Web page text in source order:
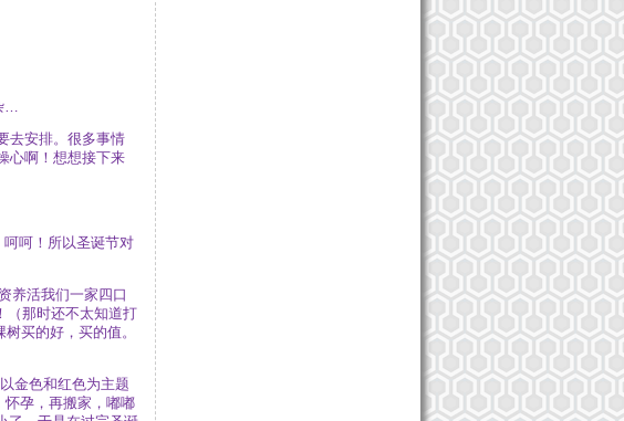
去安排。很多事情
心啊！想想接下来
呵！所以圣诞节对
养活我们一家四口
（那时还不太知道打
买的好，买的值。
金色和红色为主题
孕，再搬家，嘟嘟